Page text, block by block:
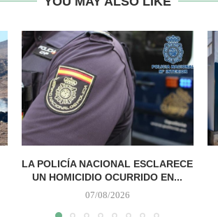
LA POLICÍA NACIONAL ESCLARECE
UN HOMICIDIO OCURRIDO EN...
07/08/2026